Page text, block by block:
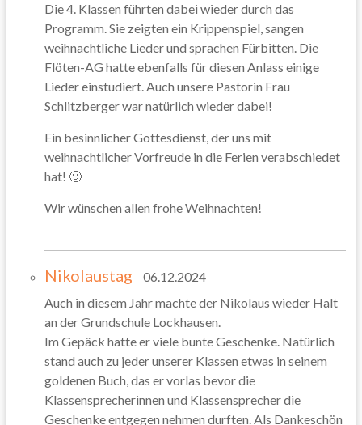
Die 4. Klassen führten dabei wieder durch das
Programm. Sie zeigten ein Krippenspiel, sangen
weihnachtliche Lieder und sprachen Fürbitten. Die
Flöten-AG hatte ebenfalls für diesen Anlass einige
Lieder einstudiert. Auch unsere Pastorin Frau
Schlitzberger war natürlich wieder dabei!
Ein besinnlicher Gottesdienst, der uns mit
weihnachtlicher Vorfreude in die Ferien verabschiedet
hat! 🙂
Wir wünschen allen frohe Weihnachten!
Nikolaustag
06.12.2024
Auch in diesem Jahr machte der Nikolaus wieder Halt
an der Grundschule Lockhausen.
Im Gepäck hatte er viele bunte Geschenke. Natürlich
stand auch zu jeder unserer Klassen etwas in seinem
goldenen Buch, das er vorlas bevor die
Klassensprecherinnen und Klassensprecher die
Geschenke entgegen nehmen durften. Als Dankeschön